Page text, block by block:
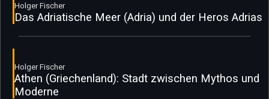
Holger Fischer
Das Adriatische Meer (Adria) und der Heros Adrias
Holger Fischer
Athen (Griechenland): Stadt zwischen Mythos und
Moderne